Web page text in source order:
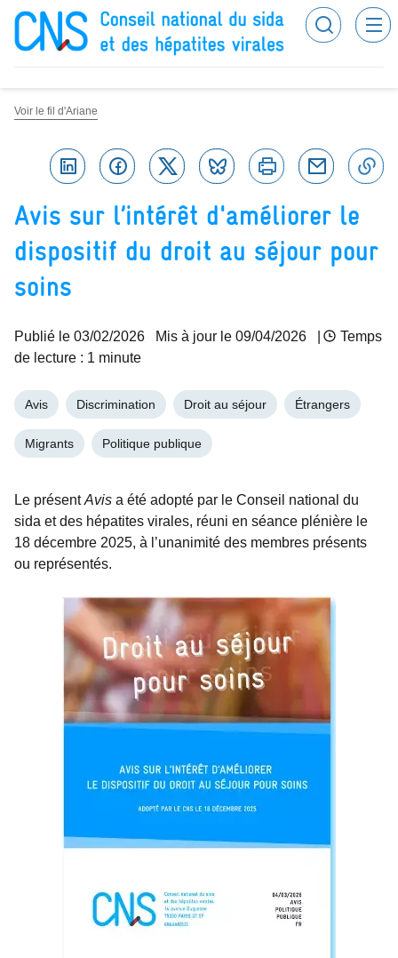
Panneau de gestion des cookies
Voir le fil d'Ariane
Linkedin FacebookTwitter Bluesky Imprimer Courriel
Avis sur l’intérêt d'améliorer le
dispositif du droit au séjour pour
soins
Publié le 03/02/2026 Mis à jour le 09/04/2026 |
Temps
de lecture : 1 minute
Avis Discrimination Droit au séjour Étrangers
Migrants Politique publique
Le présentAvis a été adopté par le Conseil national du
sida et des hépatites virales, réuni en séance plénière le
18 décembre 2025, à l’unanimité des membres présents
ou représentés.